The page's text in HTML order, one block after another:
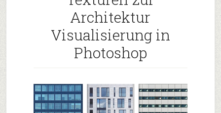
Architektur
Visualisierung in
Photoshop